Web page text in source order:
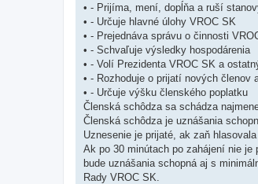
• - Prijíma, mení, dopĺňa a ruší
• - Určuje hlavné úlohy VROC SK
• - Prejednáva správu o činnosti
• - Schvaľuje výsledky hospodárenia
• - Volí Prezidenta VROC SK a
• - Rozhoduje o prijatí nových
• - Určuje výšku členského poplatku
Členská schôdza sa schádza
Členská schôdza je uznášania
Uznesenie je prijaté, ak zaň
Ak po 30 minútach po zahájení nie
bude uznášania schopná aj s
Rady VROC SK.